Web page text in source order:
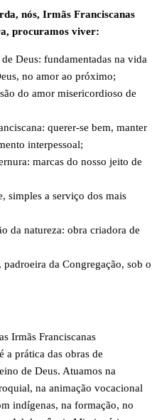
nós, Irmãs Franciscanas
procuramos viver:
Deus: fundamentadas na vida
no amor ao próximo;
do amor misericordioso de
querer-se bem, manter
interpessoal;
marcas do nosso jeito de
simples a serviço dos mais
da natureza: obra criadora de
da Congregação, sob o
Irmãs Franciscanas
prática das obras de
de Deus. Atuamos na
na animação vocacional
indígenas, na formação, no